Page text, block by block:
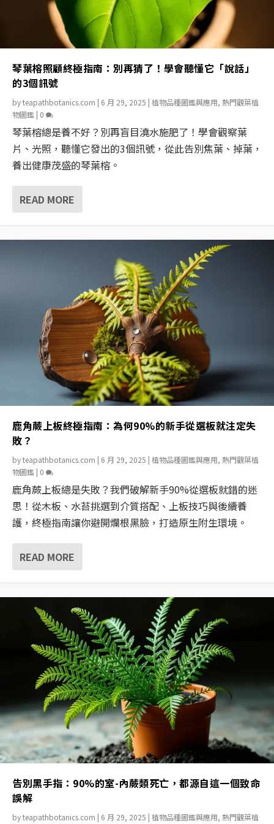
琴葉榕照顧終極指南：別再猜了！學會聽懂它「說話」
的3個訊號
byteapathbotanics.com | 6 月 29, 2025 | 植物品種圖鑑與應用, 熱門觀葉植
物圖鑑 | 0
琴葉榕總是養不好？別再盲目澆水施肥了！學會觀察葉
片、光照，聽懂它發出的3個訊號，從此告別焦葉、掉葉，
養出健康茂盛的琴葉榕。
READ MORE
鹿角蕨上板終極指南：為何90%的新手從選板就注定失
敗？
byteapathbotanics.com | 6 月 29, 2025 | 植物品種圖鑑與應用, 熱門觀葉植
物圖鑑 | 0
鹿角蕨上板總是失敗？我們破解新手90%從選板就錯的迷
思！從木板、水苔挑選到介質搭配、上板技巧與後續養
護，終極指南讓你避開爛根黑臉，打造原生附生環境。
READ MORE
告別黑手指：90%的室-內蕨類死亡，都源自這一個致命
誤解
byteapathbotanics.com 6 月 29, 2025 植物品種圖鑑與應用, 熱門觀葉植